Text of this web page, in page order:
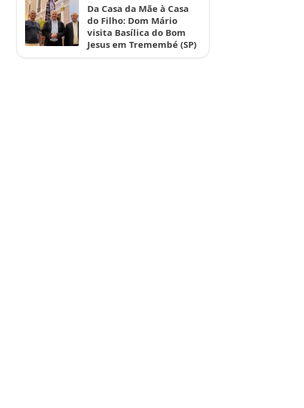
Da Casa da Mãe à Casa
do Filho: Dom Mário
visita Basílica do Bom
Jesus em Tremembé (SP)